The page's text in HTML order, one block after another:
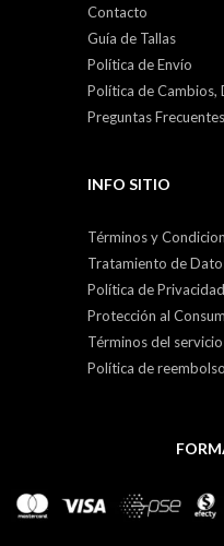
Contacto
Guía de Tallas
Política de Envío
Política de Cambios,
Preguntas Frecuentes
INFO SITIO
Términos y
Tratamiento de
Política de Privacidad
Protección al
Términos del servicio
Política de reembolso